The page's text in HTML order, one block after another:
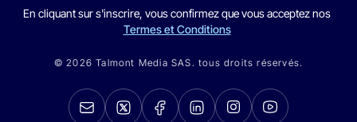
En cliquant sur s'inscrire, vous confirmez que vous acceptez nos
Termes et Conditions
© 2026 Talmont Media SAS. tous droits réservés.